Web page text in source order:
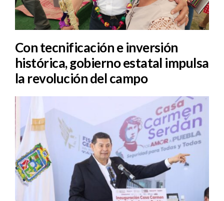
Con tecnificación e inversión
histórica, gobierno estatal impulsa
la revolución del campo